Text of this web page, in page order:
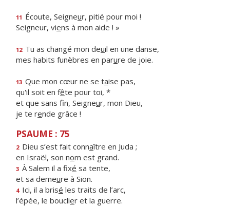
11 Écoute, Seigneur, pitié pour moi !
Seigneur, viens à mon aide ! »
12 Tu as changé mon deuil en une danse,
mes habits funèbres en parure de joie.
13 Que mon cœur ne se taise pas,
qu'il soit en fête pour toi, *
et que sans fin, Seigneur, mon Dieu,
je te rende grâce !
PSAUME : 75
2 Dieu s’est fait connaître en Juda ;
en Israël, son nom est grand.
3 À Salem il a fixé sa tente,
et sa demeure à Sion.
4 Ici, il a brisé les traits de l’arc,
l’épée, le bouclier et la guerre.